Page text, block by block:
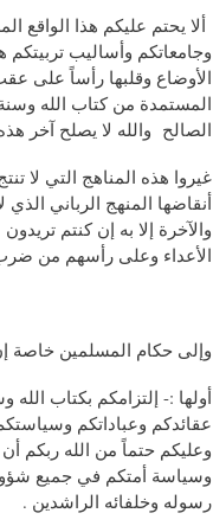
ألا يحتم عليكم هذا الواقع
وجامعاتكم وأساليب تربيتكم
الأوضاع وقلبها رأساً على
المستمدة من كتاب الله
الصالح والله لا يصلح آخر
غيروا هذه المناهج التي لا
أنقاضها المنهج الرباني الذي
والآخرة إلا به إن كنتم
الأعداء وعلى رأسهم من
وإلى حكام المسلمين خاصة
أولها :- إلتزامكم بكتاب
عقائدكم وعباداتكم
وعليكم حتماً من الله ربكم أن
وسياسة أمتكم في جميع شؤون
رسوله وخلفائه الراشدين .